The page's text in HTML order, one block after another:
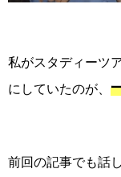
私がスタディーツ
にしていたのが、
前回の記事でも話